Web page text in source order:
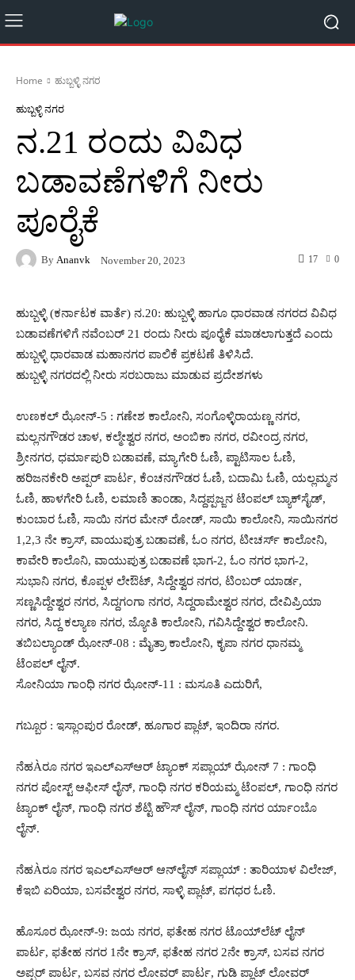
Home ಹುಬ್ಬಳ್ಳಿ ನಗರ
ಹುಬ್ಬಳ್ಳಿ ನಗರ
ನ.21 ರಂದು ವಿವಿಧ
ಬಡಾವಣೆಗಳಿಗೆ ನೀರು
ಪೂರೈಕೆ
By Ananvk November 20, 2023 0
17
ಹುಬ್ಬಳ್ಳಿ (ಕರ್ನಾಟಕ ವಾರ್ತೆ) ನ.20: ಹುಬ್ಬಳ್ಳಿ ಹಾಗೂ ಧಾರವಾಡ ನಗರದ ವಿವಿಧ
ಬಡಾವಣೆಗಳಿಗೆ ನವೆಂಬರ್ 21 ರಂದು ನೀರು ಪೂರೈಕೆ ಮಾಡಲಾಗುತ್ತದೆ ಎಂದು
ಹುಬ್ಬಳ್ಳಿ ಧಾರವಾಡ ಮಹಾನಗರ ಪಾಲಿಕೆ ಪ್ರಕಟಣೆ ತಿಳಿಸಿದೆ.
ಹುಬ್ಬಳ್ಳಿ ನಗರದಲ್ಲಿ ನೀರು ಸರಬರಾಜು ಮಾಡುವ ಪ್ರದೇಶಗಳು
ಉಣಕಲ್ ಝೋನ್-5 : ಗಣೇಶ ಕಾಲೋನಿ, ಸಂಗೊಳ್ಳಿರಾಯಣ್ಣ ನಗರ,
ಮಲ್ಲನಗೌಡರ ಚಾಳ, ಕಲ್ಮೇಶ್ವರ ನಗರ, ಅಂಬಿಕಾ ನಗರ, ರವೀಂದ್ರ ನಗರ,
ಶ್ರೀನಗರ, ಧರ್ಮಾಪುರಿ ಬಡಾವಣೆ, ಮ್ಯಾಗೇರಿ ಓಣಿ, ಪ್ಟಾಟಿಸಾಲ ಓಣಿ,
ಹರಿಜನಕೇರಿ ಅಪ್ಪರ್ ಪಾರ್ಟ, ಕೆಂಚನಗೌಡರ ಓಣಿ, ಬದಾಮಿ ಓಣಿ, ಯಲ್ಲಮ್ಮನ
ಓಣಿ, ಹಾಳಗೇರಿ ಓಣಿ, ಲಮಾಣಿ ತಾಂಡಾ, ಸಿದ್ದಪ್ಪಜ್ಜನ ಟೆಂಪಲ್ ಬ್ಯಾಕ್‍ಸೈಡ್,
ಕುಂಬಾರ ಓಣಿ, ಸಾಯಿ ನಗರ ಮೇನ್ ರೋಡ್, ಸಾಯಿ ಕಾಲೋನಿ, ಸಾಯಿನಗರ
1,2,3 ನೇ ಕ್ರಾಸ್, ವಾಯುಪುತ್ರ ಬಡಾವಣೆ, ಓಂ ನಗರ, ಟೀಚರ್ಸ್ ಕಾಲೋನಿ,
ಕಾವೇರಿ ಕಾಲೊನಿ, ವಾಯುಪುತ್ರ ಬಡಾವಣೆ ಭಾಗ-2, ಓಂ ನಗರ ಭಾಗ-2,
ಸುಭಾನಿ ನಗರ, ಕೊಪ್ಪಳ ಲೇಔಟ್, ಸಿದ್ದೇಶ್ವರ ನಗರ, ಟಿಂಬರ್ ಯಾರ್ಡ,
ಸಣ್ಣಸಿದ್ದೇಶ್ವರ ನಗರ, ಸಿದ್ದಗಂಗಾ ನಗರ, ಸಿದ್ದರಾಮೇಶ್ವರ ನಗರ, ದೇವಿಪ್ರಿಯಾ
ನಗರ, ಸಿದ್ದ ಕಲ್ಯಾಣ ನಗರ, ಜ್ಯೋತಿ ಕಾಲೋನಿ, ಗವಿಸಿದ್ದೇಶ್ವರ ಕಾಲೋನಿ.
ತಬಿಬಲ್ಯಾಂಡ್ ಝೋನ್-08 : ಮೈತ್ರಾ ಕಾಲೋನಿ, ಕೃಪಾ ನಗರ ಧಾನಮ್ಮ
ಟೆಂಪಲ್ ಲೈನ್.
ಸೋನಿಯಾ ಗಾಂಧಿ ನಗರ ಝೋನ್-11 : ಮಸೂತಿ ಎದುರಿಗೆ,
ಗಬ್ಬೂರ : ಇಸ್ಲಾಂಪುರ ರೋಡ್, ಹೂಗಾರ ಪ್ಲಾಟ್, ಇಂದಿರಾ ನಗರ.
ನೆಹÀರೂ ನಗರ ಇಎಲ್‍ಎಸ್‍ಆರ್ ಟ್ಯಾಂಕ್ ಸಪ್ಲಾಯ್ ಝೋನ್ 7 : ಗಾಂಧಿ
ನಗರ ಪೋಸ್ಟ್ ಆಫೀಸ್ ಲೈನ್, ಗಾಂಧಿ ನಗರ ಕರಿಯಮ್ಮ ಟೆಂಪಲ್, ಗಾಂಧಿ ನಗರ
ಟ್ಯಾಂಕ್ ಲೈನ್, ಗಾಂಧಿ ನಗರ ಶೆಟ್ಟಿ ಹೌಸ್ ಲೈನ್, ಗಾಂಧಿ ನಗರ ರ್ಯಾಂಬೊ
ಲೈನ್.
ನೆಹÀರೂ ನಗರ ಇಎಲ್‍ಎಸ್‍ಆರ್ ಆನ್‍ಲೈನ್ ಸಪ್ಲಾಯ್ : ತಾರಿಯಾಳ ವಿಲೇಜ್,
ಕೆಇಬಿ ಏರಿಯಾ, ಬಸವೇಶ್ವರ ನಗರ, ಸಾಳ್ಳಿ ಪ್ಲಾಟ್, ಪಗಧರ ಓಣಿ.
ಹೊಸೂರ ಝೋನ್-9: ಜಯ ನಗರ, ಫತೇಹ ನಗರ ಟೊಯ್‍ಲೆಟ್ ಲೈನ್
ಪಾರ್ಟ, ಫತೇಹ ನಗರ 1ನೇ ಕ್ರಾಸ್, ಫತೇಹ ನಗರ 2ನೇ ಕ್ರಾಸ್, ಬಸವ ನಗರ
ಅಪ್ಪರ್ ಪಾರ್ಟ, ಬಸವ ನಗರ ಲೋವರ್ ಪಾರ್ಟ, ಗುಡಿ ಪ್ಲಾಟ್ ಲೋವರ್